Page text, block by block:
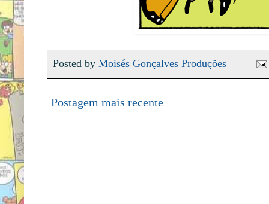
Posted by Moisés Gonçalves Produções
Postagem mais recente